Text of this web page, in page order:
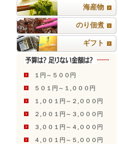
海産物
のり佃煮
ギフト
１円～５００円
５０１円～１,０００円
１,００１円～２,０００円
２,００１円～３,０００円
３,００１円～４,０００円
４,００１円～５,０００円